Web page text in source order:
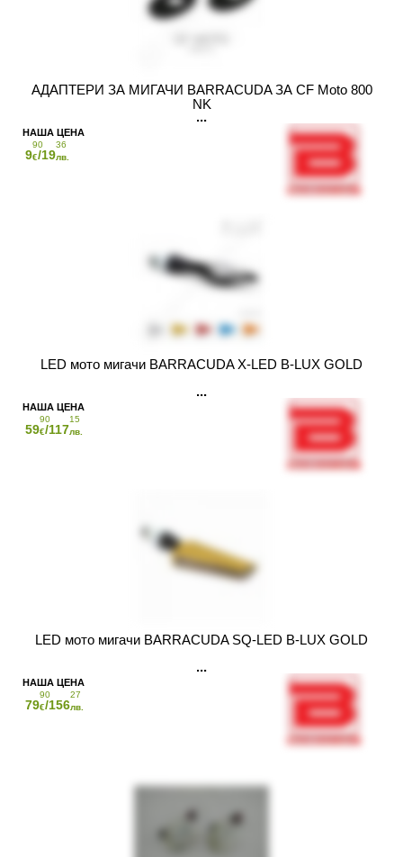
АДАПТЕРИ ЗА МИГАЧИ BARRACUDA ЗА CF Moto 800
NK
9
90
€/19
36
лв.
LED мото мигачи BARRACUDA X-LED B-LUX GOLD
59
90
€/117
15
лв.
LED мото мигачи BARRACUDA SQ-LED B-LUX GOLD
79
90
€/156
27
лв.